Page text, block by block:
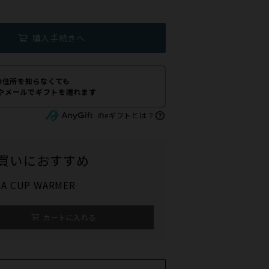
購入手続きへ
所を知らなくても
メールでギフトを贈れます
のeギフトとは？
いにおすすめ
CUP WARMER